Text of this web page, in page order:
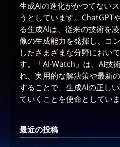
生成AIの進化がかつてない
うとしています。ChatGPT
る生成AIは、従来の技術を
像の生成能力を発揮し、コ
したさまざまな分野におい
す。「AI-Watch」は、AI技
れ、実用的な解決策や最新
することで、生成AIの正し
ていくことを使命としていま
最近の投稿